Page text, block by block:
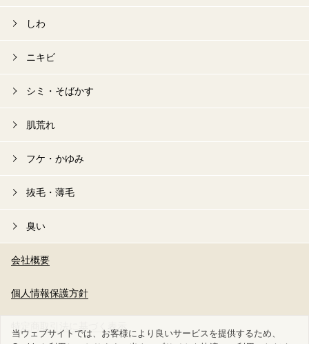
しわ
ニキビ
シミ・そばかす
肌荒れ
フケ・かゆみ
抜毛・薄毛
臭い
会社概要
個人情報保護方針
当ウェブサイトでは、お客様により良いサービスを提供するため、